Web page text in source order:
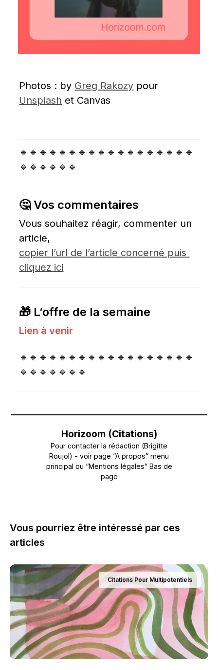
Photos : by Greg Rakozy pour
Unsplash et Canvas
🔹🔹🔹🔹🔹🔹🔹🔹🔹🔹🔹🔹🔹🔹🔹🔹🔹🔹
🔹🔹🔹🔹🔹🔹
🤔 Vos commentaires
Vous souhaitez réagir, commenter un
article,
copier l’url de l’article concerné puis
cliquez ici
🎁 L’offre de la semaine
Lien à venir
🔹🔹🔹🔹🔹🔹🔹🔹🔹🔹🔹🔹🔹🔹🔹🔹🔹🔹
🔹🔹🔹🔹🔹🔹🔹
Horizoom (Citations)
Pour contacter la rédaction (Brigitte
Roujol) - voir page “A propos” menu
principal ou “Mentions légales” Bas de
page
Vous pourriez être intéressé par ces
articles
Citations Pour Multipotentiels